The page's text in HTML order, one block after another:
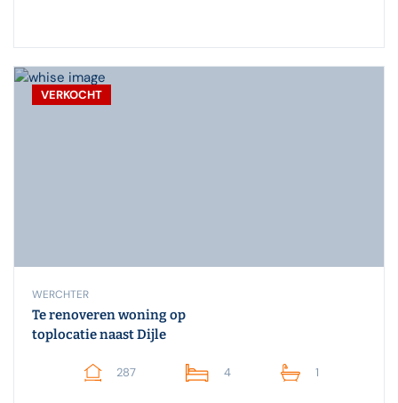
VERKOCHT
WERCHTER
Te renoveren woning op
toplocatie naast Dijle
287 4 1